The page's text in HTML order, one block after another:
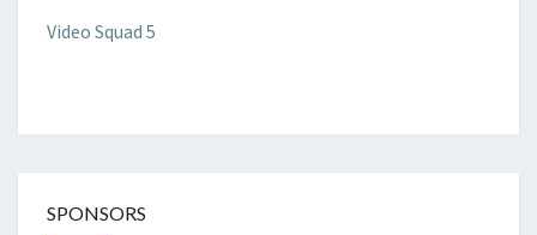
Video Squad 5
SPONSORS